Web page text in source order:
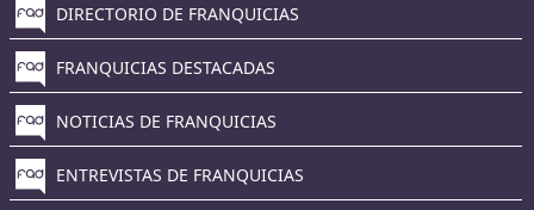
DIRECTORIO DE FRANQUICIAS
FRANQUICIAS DESTACADAS
NOTICIAS DE FRANQUICIAS
ENTREVISTAS DE FRANQUICIAS